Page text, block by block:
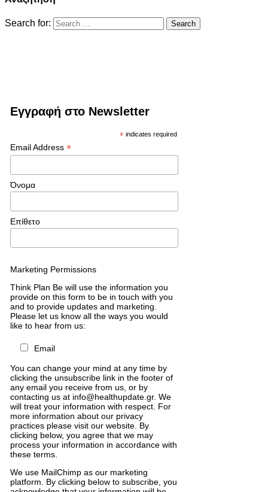
Search for:
Εγγραφή στο Newsletter
* indicates required
Email Address *
Όνομα
Επίθετο
Marketing Permissions
Think Plan Be will use the information you
provide on this form to be in touch with you
and to provide updates and marketing.
Please let us know all the ways you would
like to hear from us:
Email
You can change your mind at any time by
clicking the unsubscribe link in the footer of
any email you receive from us, or by
contacting us at info@healthupdate.gr. We
will treat your information with respect. For
more information about our privacy
practices please visit our website. By
clicking below, you agree that we may
process your information in accordance with
these terms.
We use MailChimp as our marketing
platform
By clicking below to subscribe you